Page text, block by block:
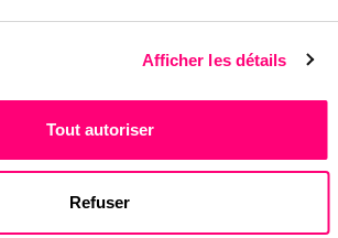
Afficher les détails
Tout autoriser
Refuser
Devenez propriétaire de la
AU SAAS ?
limité par vos outils actuels ?
de payer pour des fonctions